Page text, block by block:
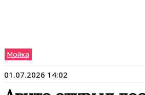
Мойка
01.07.2026 14:02